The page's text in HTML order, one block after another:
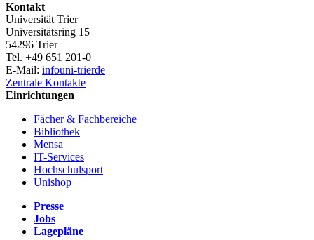
Kontakt
Universität Trier
Universitätsring 15
54296 Trier
Tel. +49 651 201-0
E-Mail: infouni-trierde
Zentrale Kontakte
Einrichtungen
Fächer & Fachbereiche
Bibliothek
Mensa
IT-Services
Hochschulsport
Unishop
Presse
Jobs
Lagepläne